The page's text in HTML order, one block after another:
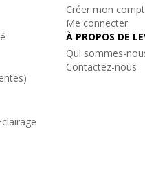
Créer mon
Me connecter
À PROPOS DE
Qui sommes-
Contactez-nous